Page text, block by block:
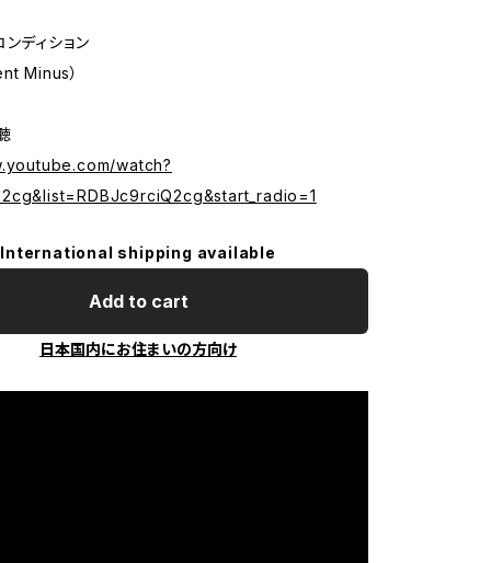
ンディション
Minus）
watch?
International shipping available
Add to cart
日本国内にお住まいの方向け